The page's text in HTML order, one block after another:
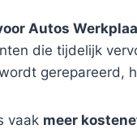
Autos
die tijdelijk
gerepareerd,
vaak meer